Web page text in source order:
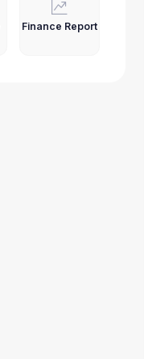
Finance Report